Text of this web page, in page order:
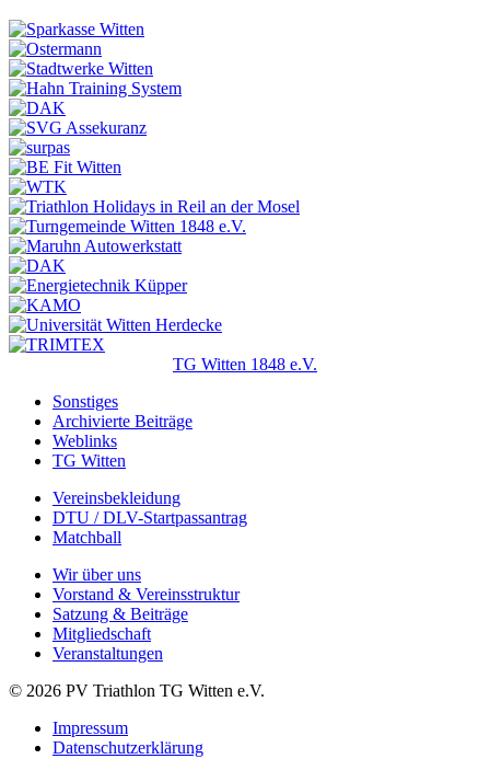
TG Witten 1848 e.V.
Sonstiges
Archivierte Beiträge
Weblinks
TG Witten
Vereinsbekleidung
DTU / DLV-Startpassantrag
Matchball
Wir über uns
Vorstand & Vereinsstruktur
Satzung & Beiträge
Mitgliedschaft
Veranstaltungen
© 2026 PV Triathlon TG Witten e.V.
Impressum
Datenschutzerklärung